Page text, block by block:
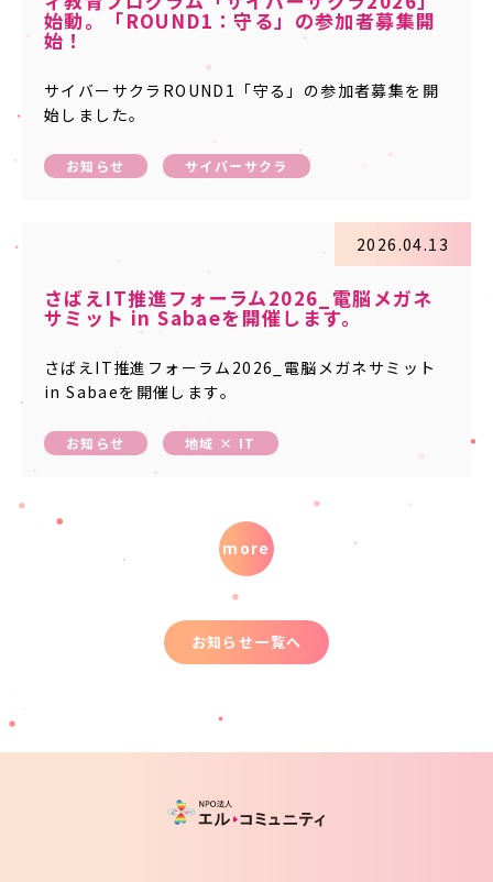
始動。「ROUND1：守る」の参加者募集開
始！
サイバーサクラROUND1「守る」の参加者募集を開
始しました。
お知らせ サイバーサクラ
2026.04.13
さばえIT推進フォーラム2026_電脳メガネ
サミット in Sabaeを開催します。
さばえIT推進フォーラム2026_電脳メガネサミット
in Sabaeを開催します。
お知らせ 地域 × IT
more
お知らせ一覧へ